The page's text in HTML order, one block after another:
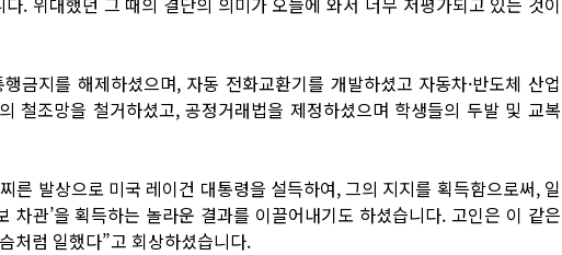
금지를 해제하셨으며, 자동 전화교환기를 개발하셨고 자동차·반도체 산업
철조망을 철거하셨고, 공정거래법을 제정하셨으며 학생들의 두발 및 교복
른 발상으로 미국 레이건 대통령을 설득하여, 그의 지지를 획득함으로써, 일
차관’을 획득하는 놀라운 결과를 이끌어내기도 하셨습니다. 고인은 이 같은
처럼 일했다”고 회상하셨습니다.